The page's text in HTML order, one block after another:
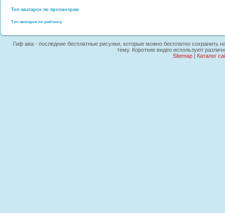
Топ аватарок по просмотрам
Топ аватарок по рейтингу
Гиф ава - последние бесплатные рисунки, которые можно бесплатно сохранить
тему. Короткие видео используют
Sitemap| Каталог